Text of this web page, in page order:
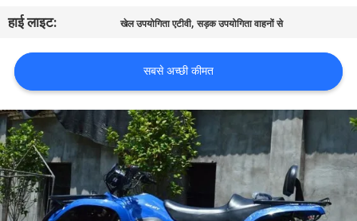
एक
उद्धरण
की
विनती
करे
साइटमैप
हाई लाइट:
खेल उपयोगिता एटीवी,सड़क उपयोगिता वाहनों से
सबसे अच्छी कीमत